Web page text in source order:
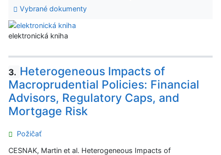
Vybrané dokumenty
elektronická kniha
3. Heterogeneous Impacts of
Macroprudential Policies: Financial
Advisors, Regulatory Caps, and
Mortgage Risk
Požičať
CESNAK, Martin et al. Heterogeneous Impacts of